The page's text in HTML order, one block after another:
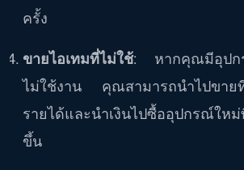
ครั้ง
ขายไอเทมที่ไม่ใช้: หากคุณมีอุปก
ไม่ใช้งาน คุณสามารถนำไปขายที่
รายได้และนำเงินไปซื้ออุปกรณ์ให
ขึ้น